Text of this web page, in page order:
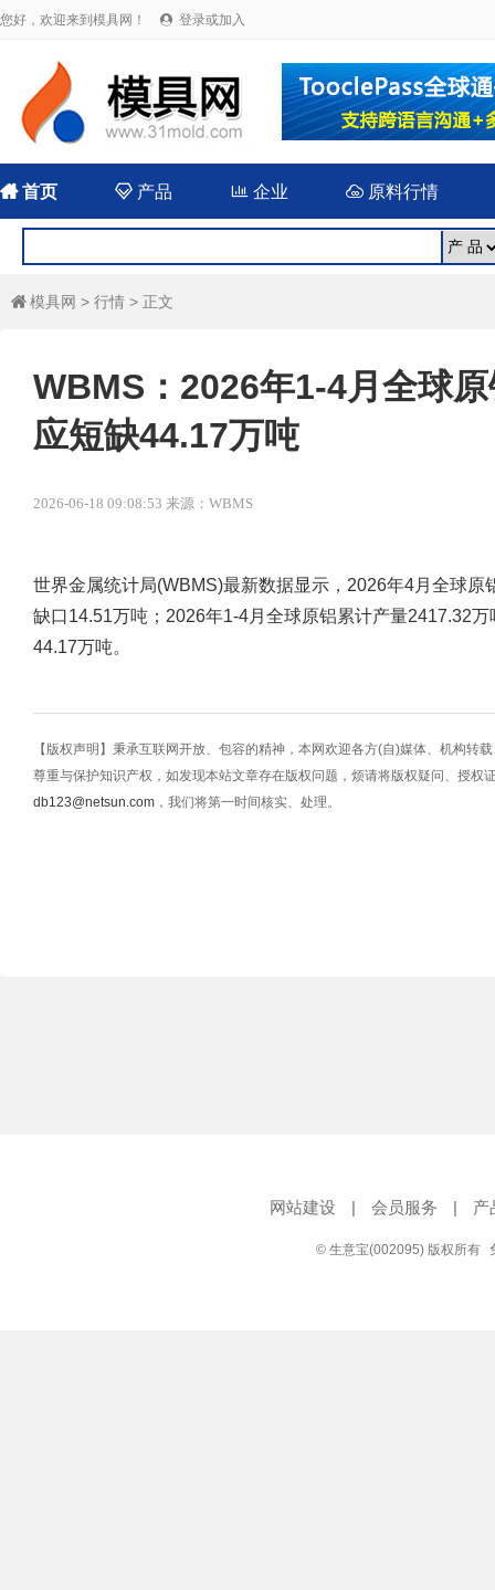
您好，欢迎来到模具网！  登录或加入
首页  产品 企业 原料行情
 模具网 > 行情 > 正文
WBMS：2026年1-4月全球
应短缺44.17万吨
2026-06-18 09:08:53 来源：WBMS
世界金属统计局(WBMS)最新数据显示，2026年4月全球
缺口14.51万吨；2026年1-4月全球原铝累计产量2417.32
44.17万吨。
【版权声明】秉承互联网开放、包容的精神，本网欢迎各方(自)媒体、机构转
尊重与保护知识产权，如发现本站文章存在版权问题，烦请将版权疑问、授权
db123@netsun.com ，我们将第一时间核实、处理。
网站建设 | 会员服务 | 产
© 生意宝(002095) 版权所有